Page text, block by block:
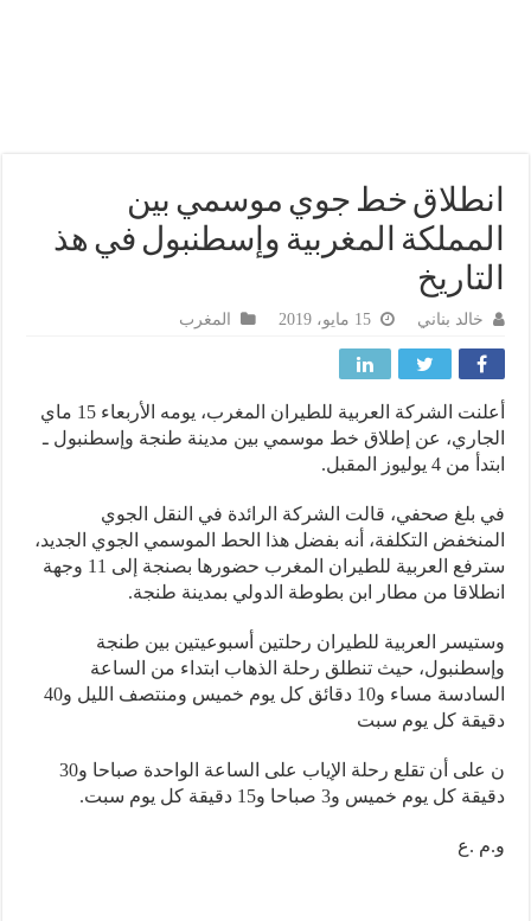
خط جوي موسمي بين
المغربية وإسطنبول في هذ
خالد بناني المغرب
أعلنت الشركة العربية للطيران المغرب، يومه الأربعاء 15 ماي
عن إطلاق خط موسمي بين مدينة طنجة وإسطنبول ـ
4 يوليوز المقبل.
بلغ صحفي، قالت الشركة الرائدة في النقل الجوي
التكلفة، أنه بفضل هذا الحط الموسمي الجوي الجديد،
سترفع العربية للطيران المغرب حضورها بصنجة إلى 11 وجهة
من مطار ابن بطوطة الدولي بمدينة طنجة.
العربية للطيران رحلتين أسبوعيتين بين طنجة
حيث تنطلق رحلة الذهاب ابتداء من الساعة
السادسة مساء و10 دقائق كل يوم خميس ومنتصف الليل و40
كل يوم سبت
ن على أن تقلع رحلة الإياب على الساعة الواحدة صباحا و30
كل يوم خميس و3 صباحا و15 دقيقة كل يوم سبت.
.ع